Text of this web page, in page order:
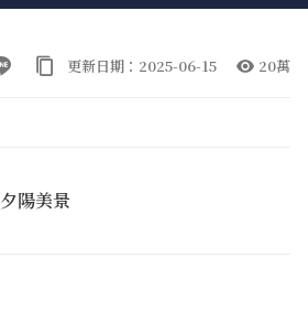
更新日期：2025-06-15 20萬
夕陽美景